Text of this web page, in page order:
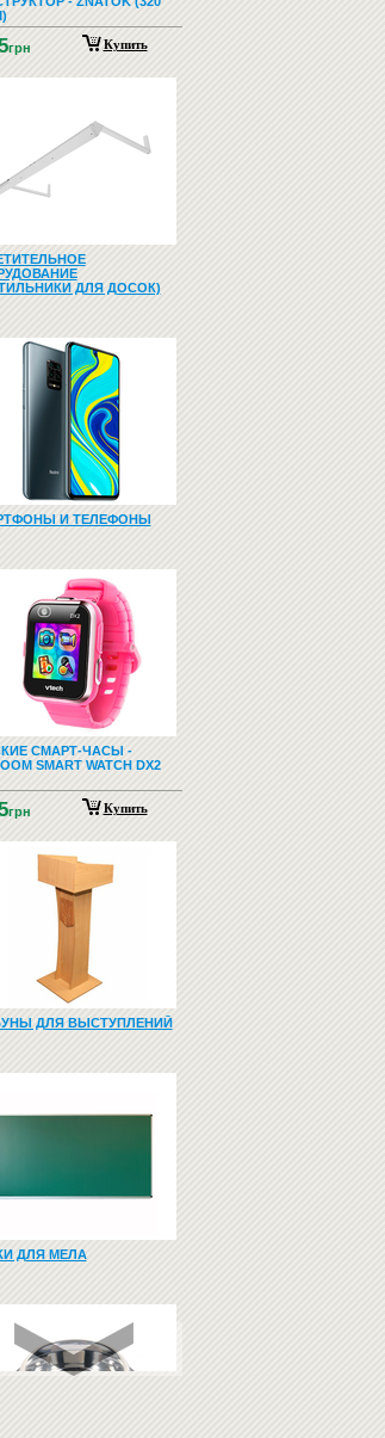
грн Купить
ДЛЯ ДОСОК)
И ТЕЛЕФОНЫ
СМАРТ-ЧАСЫ -
SMART WATCH DX2
грн Купить
ДЛЯ ВЫСТУПЛЕНИЙ
ДЛЯ МЕЛА